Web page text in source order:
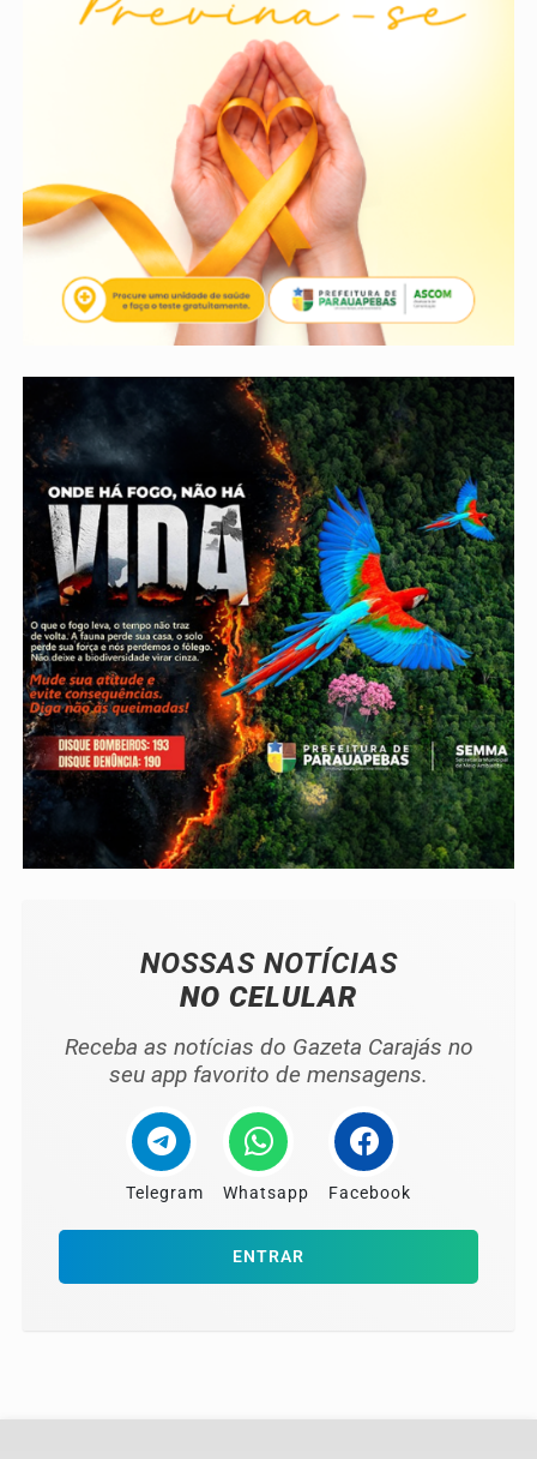
NOSSAS NOTÍCIAS
NO CELULAR
Receba as notícias do Gazeta Carajás no
seu app favorito de mensagens.
Telegram Whatsapp Facebook
ENTRAR